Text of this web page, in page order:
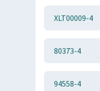
XLT00009-4
80373-4
94558-4